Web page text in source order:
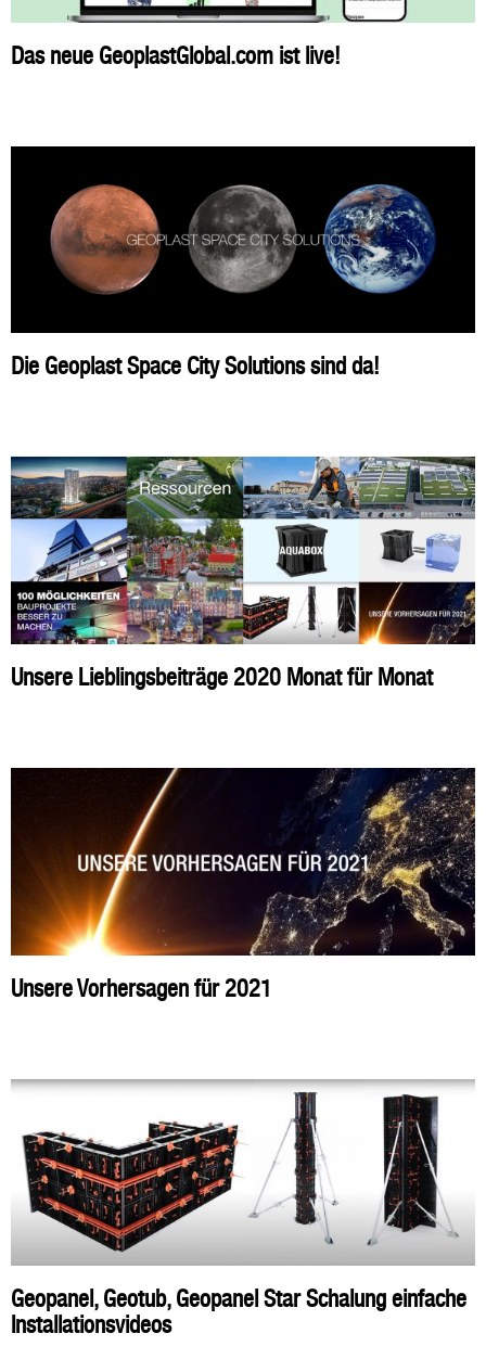
Das neue GeoplastGlobal.com ist live!
Die Geoplast Space City Solutions sind da!
Unsere Lieblingsbeiträge 2020 Monat für Monat
Unsere Vorhersagen für 2021
Geopanel, Geotub, Geopanel Star Schalung einfache
Installationsvideos